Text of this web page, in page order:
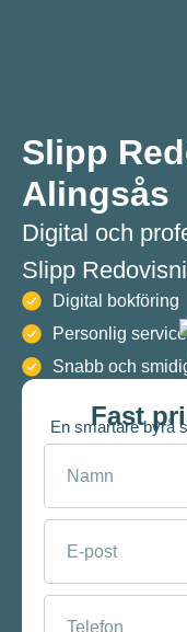
Slipp
Alingsås
Digital och
Slipp
Digital bokföring
Personlig service
Snabb och
Fast
En smartare byrå